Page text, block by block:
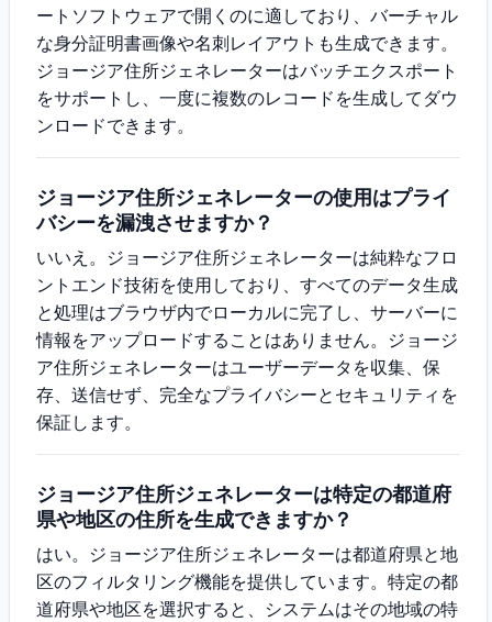
ートソフトウェアで開くのに適しており、バーチャル
な身分証明書画像や名刺レイアウトも生成できます。
ジョージア住所ジェネレーターはバッチエクスポート
をサポートし、一度に複数のレコードを生成してダウ
ンロードできます。
ジョージア住所ジェネレーターの使用はプライ
バシーを漏洩させますか？
いいえ。ジョージア住所ジェネレーターは純粋なフロ
ントエンド技術を使用しており、すべてのデータ生成
と処理はブラウザ内でローカルに完了し、サーバーに
情報をアップロードすることはありません。ジョージ
ア住所ジェネレーターはユーザーデータを収集、保
存、送信せず、完全なプライバシーとセキュリティを
保証します。
ジョージア住所ジェネレーターは特定の都道府
県や地区の住所を生成できますか？
はい。ジョージア住所ジェネレーターは都道府県と地
区のフィルタリング機能を提供しています。特定の都
道府県や地区を選択すると、システムはその地域の特